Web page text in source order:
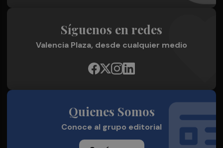
Síguenos en redes
Valencia Plaza, desde cualquier medio
Quienes Somos
Conoce al grupo editorial